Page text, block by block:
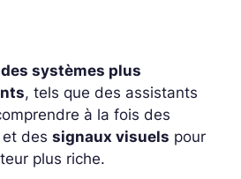
systèmes plus
, tels que des assistants
à la fois des
et des signaux visuels pour
plus riche.